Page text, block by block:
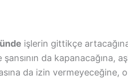
işlerin gittikçe
da kapanacağına,
da izin vermeyeceğine,